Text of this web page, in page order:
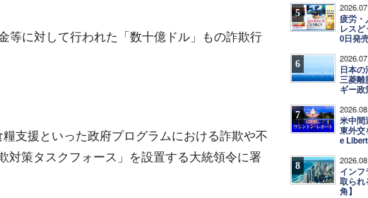
等に対して行われた「数十億ドル」もの詐欺行
支援といった政府プログラムにおける詐欺や不
対策タスクフォース」を設置する大統領令に署
5
疲労
レスど
0日発
6
日本の
三菱離
ギー政
7
米中間
東外交
e
8
イン
取られ
角】